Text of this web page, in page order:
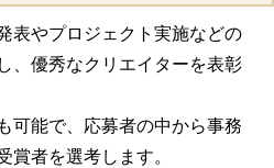
表やプロジェクト実施などの
、優秀なクリエイターを表彰
可能で、応募者の中から事務
賞者を選考します。